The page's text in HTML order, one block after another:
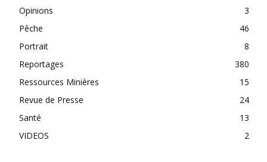
Opinions
3
Pêche
46
Portrait
8
Reportages
380
Ressources Minières
15
Revue de Presse
24
Santé
13
VIDEOS
2